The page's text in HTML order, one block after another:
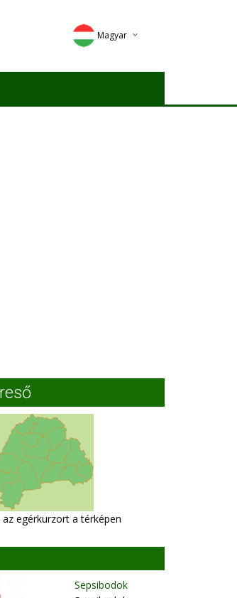
Magyar
Deutsch
egérkurzort a térképen
Sepsibodok